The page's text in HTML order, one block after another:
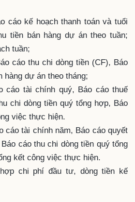
cáo kế hoạch thanh toán và tuổi
tiền bán hàng dự án theo tuần;
tuần;
cáo thu chi dòng tiền (CF), Báo
hàng dự án theo tháng;
cáo tài chính quý, Báo cáo thuế
chi dòng tiền quý tổng hợp, Báo
việc thực hiện.
cáo tài chính năm, Báo cáo quyết
cáo thu chi dòng tiền quý tổng
kết công việc thực hiện.
chi phí đầu tư, dòng tiền kế